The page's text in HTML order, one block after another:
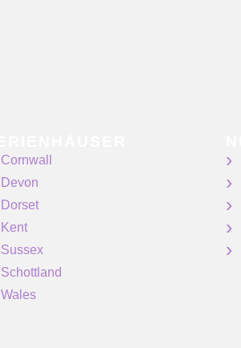
Cornwall
Devon
Dorset
Kent
Sussex
Schottland
Wales